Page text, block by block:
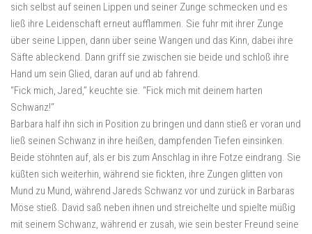
sich selbst auf seinen Lippen und seiner Zunge schmecken und es
ließ ihre Leidenschaft erneut aufflammen. Sie fuhr mit ihrer Zunge
über seine Lippen, dann über seine Wangen und das Kinn, dabei ihre
Säfte ableckend. Dann griff sie zwischen sie beide und schloß ihre
Hand um sein Glied, daran auf und ab fahrend.
“Fick mich, Jared,” keuchte sie. “Fick mich mit deinem harten
Schwanz!“
Barbara half ihn sich in Position zu bringen und dann stieß er voran und
ließ seinen Schwanz in ihre heißen, dampfenden Tiefen einsinken.
Beide stöhnten auf, als er bis zum Anschlag in ihre Fotze eindrang. Sie
küßten sich weiterhin, während sie fickten, ihre Zungen glitten von
Mund zu Mund, während Jareds Schwanz vor und zurück in Barbaras
Möse stieß. David saß neben ihnen und streichelte und spielte müßig
mit seinem Schwanz, während er zusah, wie sein bester Freund seine